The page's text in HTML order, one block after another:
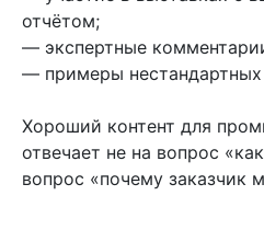
отчётом;
— экспертные
— примеры нестандартных
Хороший контент для
отвечает не на вопрос
вопрос «почему заказчик